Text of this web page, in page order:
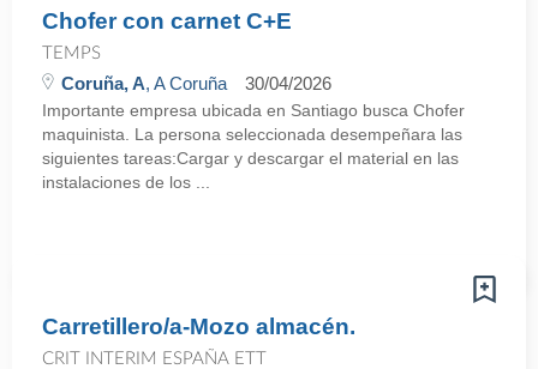
Chofer con carnet C+E
TEMPS
Coruña, A, A Coruña 30/04/2026
Importante empresa ubicada en Santiago busca Chofer
maquinista. La persona seleccionada desempeñara las
siguientes tareas:Cargar y descargar el material en las
instalaciones de los ...
Carretillero/a-Mozo almacén.
CRIT INTERIM ESPAÑA ETT